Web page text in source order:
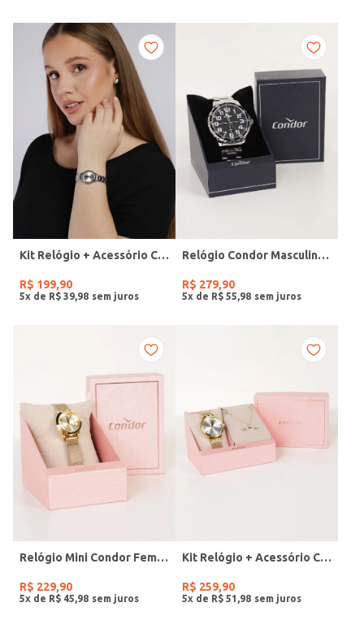
Kit Relógio + Acessório Condor Feminino PRATA
R$ 199,90
5x de R$ 39 98
Relógio Condor Masculino PRATA
R$ 279,90
5x de R$ 55 98
Relógio Mini Condor Feminino DOURADO
R$ 229,90
5x de R$ 45 98
Kit Relógio + Acessório Condor Feminino DOURADO
R$ 259,90
5x de R$ 51 98